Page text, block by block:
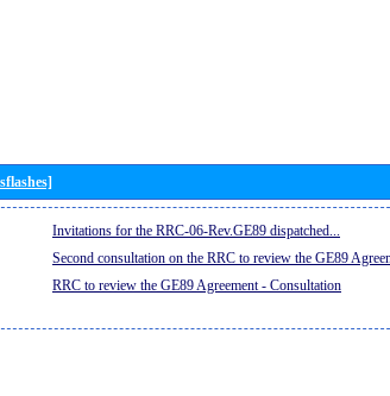
Invitations for the RRC-06-Rev.GE89 dispatched...
Second consultation on the RRC to review the GE89
RRC to review the GE89 Agreement - Consultation